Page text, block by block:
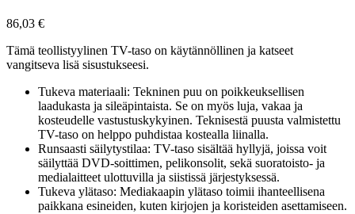
86,03 €
Tämä teollistyylinen TV-taso on käytännöllinen ja katseet
vangitseva lisä sisustukseesi.
Tukeva materiaali: Tekninen puu on poikkeuksellisen
laadukasta ja sileäpintaista. Se on myös luja, vakaa ja
kosteudelle vastustuskykyinen. Teknisestä puusta valmistettu
TV-taso on helppo puhdistaa kostealla liinalla.
Runsaasti säilytystilaa: TV-taso sisältää hyllyjä, joissa voit
säilyttää DVD-soittimen, pelikonsolit, sekä suoratoisto- ja
medialaitteet ulottuvilla ja siistissä järjestyksessä.
Tukeva ylätaso: Mediakaapin ylätaso toimii ihanteellisena
paikkana esineiden, kuten kirjojen ja koristeiden asettamiseen.